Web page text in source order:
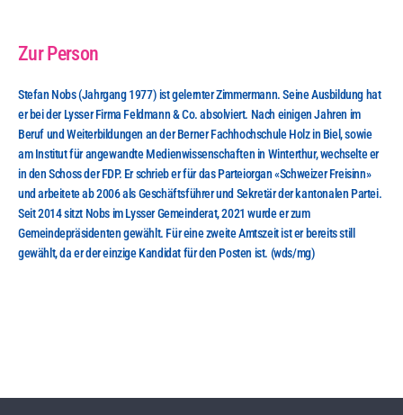
Zur Person
Stefan Nobs (Jahrgang 1977) ist gelernter Zimmermann. Seine Ausbildung hat
er bei der Lysser Firma Feldmann & Co. absolviert. Nach einigen Jahren im
Beruf und Weiterbildungen an der Berner Fachhochschule Holz in Biel, sowie
am Institut für angewandte Medienwissenschaften in Winterthur, wechselte er
in den Schoss der FDP. Er schrieb er für das Parteiorgan «Schweizer Freisinn»
und arbeitete ab 2006 als Geschäftsführer und Sekretär der kantonalen Partei.
Seit 2014 sitzt Nobs im Lysser Gemeinderat, 2021 wurde er zum
Gemeindepräsidenten gewählt. Für eine zweite Amtszeit ist er bereits still
gewählt, da er der einzige Kandidat für den Posten ist. (wds/mg)